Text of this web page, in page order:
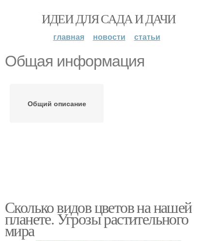
ИДЕИ ДЛЯ САДА И ДАЧИ
главная новости статьи
Общая информация
Общий описание
Сколько видов цветов на нашей
планете. Угрозы растительного
мира